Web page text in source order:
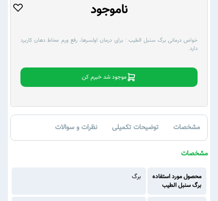
ناموجود
خواص درمانی برگ سنبل الطیب :برای درمان اولسرها، رفع ورم مخاط دهان کاربرد
دارد.
موجود شد خبرم کن
مشخصات توضیحات تکمیلی نظرات و سوالات
مشخصات
محصول مورد استفاده
برگ سنبل الطیب
برگ